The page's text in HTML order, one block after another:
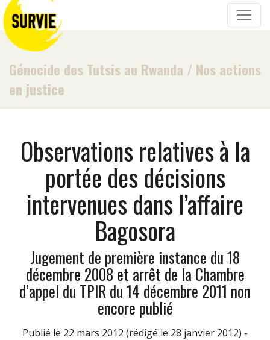
Génocide des Tutsis au Rwanda / Nos actions
en justice
Observations relatives à la
portée des décisions
intervenues dans l’affaire
Bagosora
Jugement de première instance du 18
décembre 2008 et arrêt de la Chambre
d’appel du TPIR du 14 décembre 2011 non
encore publié
Publié le 22 mars 2012 (rédigé le 28 janvier 2012) -